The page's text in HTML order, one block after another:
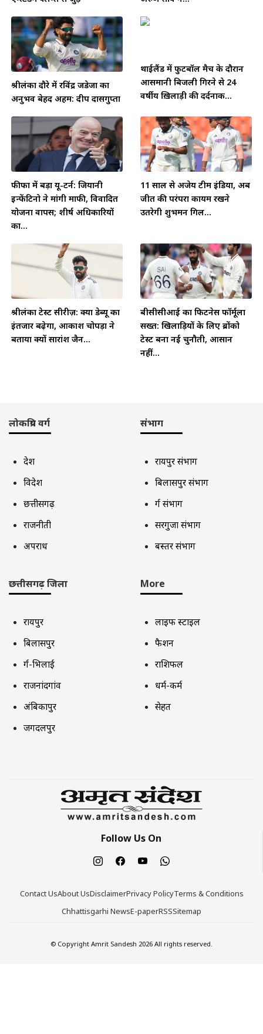
श्रीलंका दौरे में रविंद्र जडेजा का
अनुभव बेहद अहम: दीप दासगुप्ता
थाईलैंड में फुटबॉल मैच के दौरान
आसमानी बिजली गिरने से 24
वर्षीय ख़िलाड़ी की दर्दनाक...
फीफा में बड़ा यू-टर्न: जियानी
इन्फेंटिनो ने मांगी माफी, विवादित
योजना वापस; शीर्ष अधिकारियों
का...
11 साल से अजेय टीम इंडिया, अब
जीत की परंपरा कायम रखने
उतरेगी शुभमन गिल...
श्रीलंका टेस्ट सीरीज़: क्या डेब्यू का
इंतजार बढ़ेगा, आकाश चोपड़ा ने
बताया क्यों सारांश जैन...
बीसीसीआई का फिटनेस फॉर्मूला
सख्त: खिलाड़ियों के लिए ब्रोंको
टेस्ट बना नई चुनौती, आसान
नहीं...
लोकप्रिय वर्ग
देश
विदेश
छत्तीसगढ़
राजनीती
अपराध
संभाग
रायपुर संभाग
बिलासपुर संभाग
दुर्ग संभाग
सरगुजा संभाग
बस्तर संभाग
छत्तीसगढ़ जिला
रायपुर
बिलासपुर
दुर्ग-भिलाई
राजनांदगांव
अंबिकापुर
जगदलपुर
More
लाइफ स्टाइल
फैशन
राशिफल
धर्म-कर्म
सेहत
Follow Us On
Contact UsAbout UsDisclaimerPrivacy PolicyTerms & Conditions
Chhattisgarhi NewsE-paperRSSSitemap
© Copyright Amrit Sandesh 2026 All rights reserved.